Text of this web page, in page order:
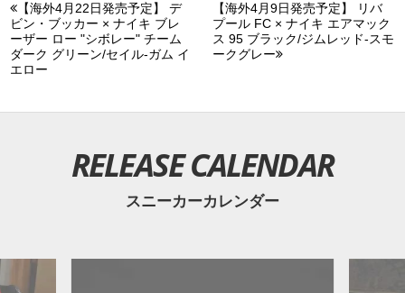
【海外4月22日発売予定】 デ
ビン・ブッカー × ナイキ ブレ
ーザー ロー "シボレー" チーム
ダーク グリーン/セイル-ガム イ
エロー
【海外4月9日発売予定】 リバ
プール FC × ナイキ エアマック
ス 95 ブラック/ジムレッド-スモ
ークグレー
RELEASE CALENDAR
スニーカーカレンダー